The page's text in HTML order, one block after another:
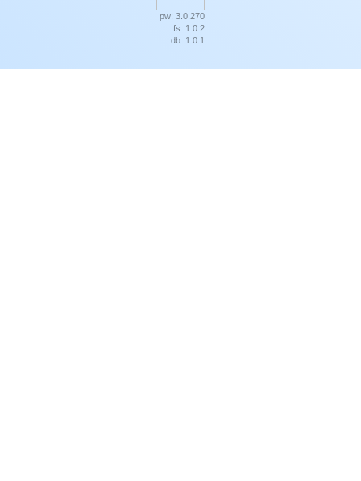
pw: 3.0.270
fs: 1.0.2
db: 1.0.1